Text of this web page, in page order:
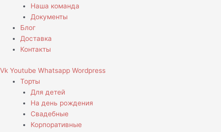
Наша команда
Документы
Блог
Доставка
Контакты
Vk Youtube Whatsapp Wordpress
Торты
Для детей
На день рождения
Свадебные
Корпоративные